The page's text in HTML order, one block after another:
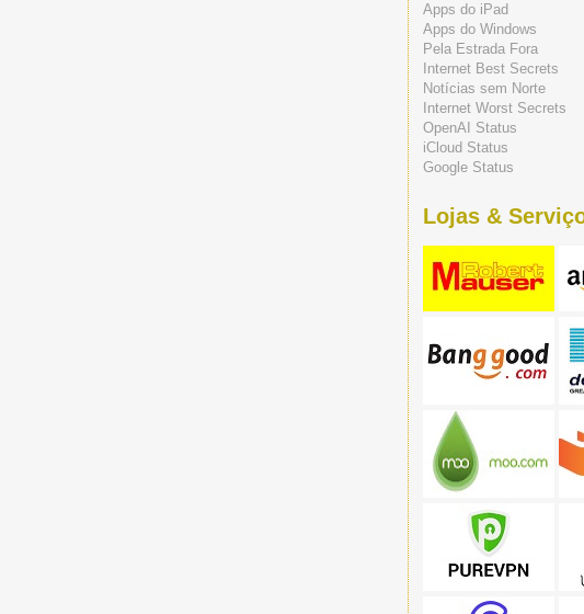
Apps do iPad
Apps do Windows
Pela Estrada Fora
Internet Best Secrets
Notícias sem Norte
Internet Worst Secrets
OpenAI Status
iCloud Status
Google Status
Lojas &